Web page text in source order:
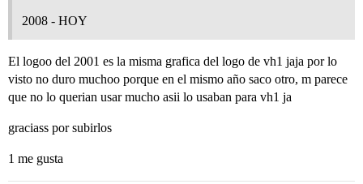
2008 - HOY
El logoo del 2001 es la misma grafica del logo de vh1 jaja por lo
visto no duro muchoo porque en el mismo año saco otro, m parece
que no lo querian usar mucho asii lo usaban para vh1 ja
graciass por subirlos
1 me gusta